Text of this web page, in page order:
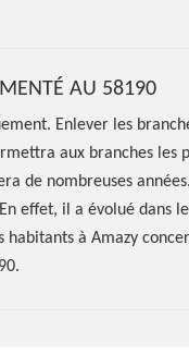
AU 58190
Enlever les
aux branches les
de nombreuses
effet, il a évolué dans
habitants à Amazy